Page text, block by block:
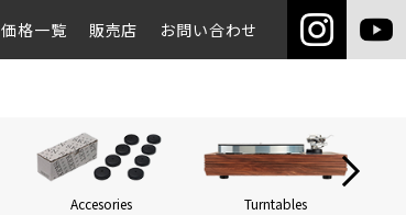
価格一覧 販売店 お問い合わせ
Accesories Turntables